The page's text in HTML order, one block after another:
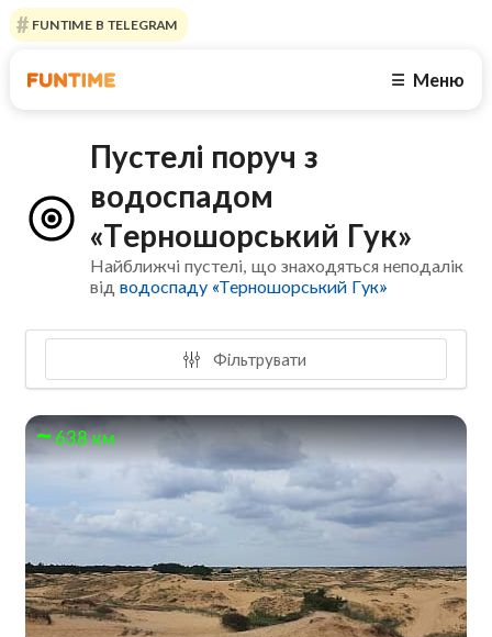
FUNTIME В TELEGRAM
☰ Меню
Пустелі поруч з
водоспадом
«Терношорський Гук»
Найближчі пустелі, що знаходяться неподалік
відводоспаду «Терношорський Гук»
Фільтрувати
638 км